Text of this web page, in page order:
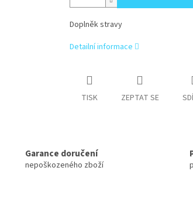
Doplněk stravy
Detailní informace
TISK ZEPTAT SE
Garance doručení
nepoškozeného zboží